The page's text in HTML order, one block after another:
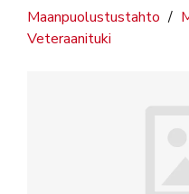
Maanpuolustustahto
Veteraanituki